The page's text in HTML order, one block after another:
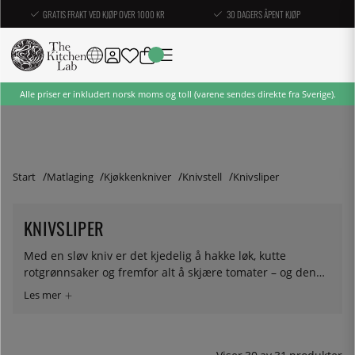
GRATIS FRAKT VED KJØP OVER 1000 KR 30 DAGERS ÅPENT KJØP
Alle priser er inkludert norsk moms og toll (varene sendes direkte fra Sverige).
Start Matlaging Kjøkkenkniver Knivstell Knivsliper
KNIVSLIPER
Med en sløv kniv er det kjedelig å hakke løk, kutte
rotgrønnsaker og fremfor alt å skjære tomater – og den
sklir mye raskere. Med en skarp kniv er det, om ikke